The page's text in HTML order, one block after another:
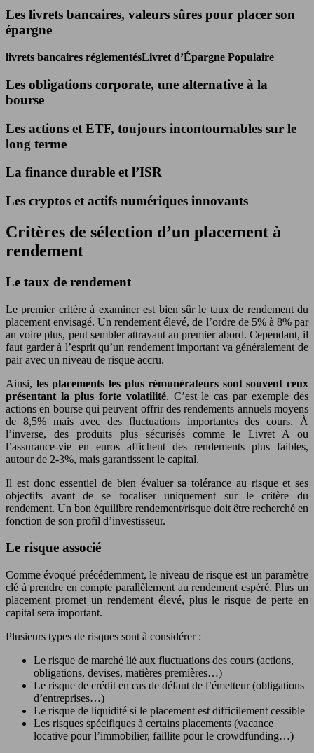
Les livrets bancaires, valeurs sûres pour placer son
épargne
livrets bancaires réglementésLivret d’Épargne Populaire
Les obligations corporate, une alternative à la
bourse
Les actions et ETF, toujours incontournables sur le
long terme
La finance durable et l’ISR
Les cryptos et actifs numériques innovants
Critères de sélection d’un placement à
rendement
Le taux de rendement
Le premier critère à examiner est bien sûr le taux de rendement du
placement envisagé. Un rendement élevé, de l’ordre de 5% à 8% par
an voire plus, peut sembler attrayant au premier abord. Cependant, il
faut garder à l’esprit qu’un rendement important va généralement de
pair avec un niveau de risque accru.
Ainsi, les placements les plus rémunérateurs sont souvent ceux
présentant la plus forte volatilité. C’est le cas par exemple des
actions en bourse qui peuvent offrir des rendements annuels moyens
de 8,5% mais avec des fluctuations importantes des cours. À
l’inverse, des produits plus sécurisés comme le Livret A ou
l’assurance-vie en euros affichent des rendements plus faibles,
autour de 2-3%, mais garantissent le capital.
Il est donc essentiel de bien évaluer sa tolérance au risque et ses
objectifs avant de se focaliser uniquement sur le critère du
rendement. Un bon équilibre rendement/risque doit être recherché en
fonction de son profil d’investisseur.
Le risque associé
Comme évoqué précédemment, le niveau de risque est un paramètre
clé à prendre en compte parallèlement au rendement espéré. Plus un
placement promet un rendement élevé, plus le risque de perte en
capital sera important.
Plusieurs types de risques sont à considérer :
Le risque de marché lié aux fluctuations des cours (actions,
obligations, devises, matières premières…)
Le risque de crédit en cas de défaut de l’émetteur (obligations
d’entreprises…)
Le risque de liquidité si le placement est difficilement cessible
Les risques spécifiques à certains placements (vacance
locative pour l’immobilier, faillite pour le crowdfunding…)